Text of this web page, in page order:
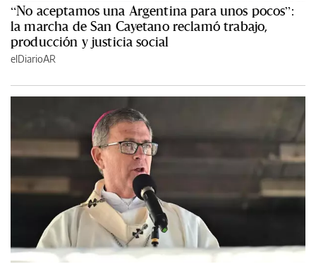
“No aceptamos una Argentina para unos pocos”:
la marcha de San Cayetano reclamó trabajo,
producción y justicia social
elDiarioAR